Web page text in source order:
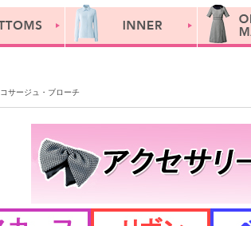
コサージュ・ブローチ